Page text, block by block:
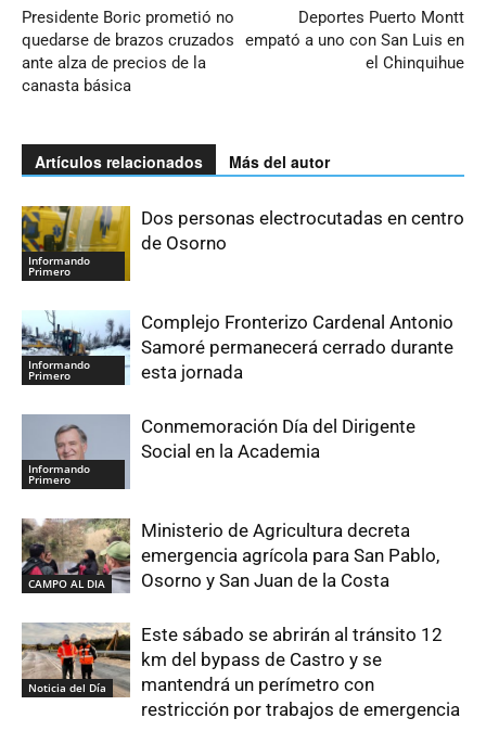
Presidente Boric prometió no
quedarse de brazos cruzados
ante alza de precios de la
canasta básica
Deportes Puerto Montt
empató a uno con San Luis en
el Chinquihue
Artículos relacionados Más del autor
Informando
Primero
Dos personas electrocutadas en centro
de Osorno
Informando
Primero
Complejo Fronterizo Cardenal Antonio
Samoré permanecerá cerrado durante
esta jornada
Informando
Primero
Conmemoración Día del Dirigente
Social en la Academia
CAMPO AL DIA
Ministerio de Agricultura decreta
emergencia agrícola para San Pablo,
Osorno y San Juan de la Costa
Noticia del Día
Este sábado se abrirán al tránsito 12
km del bypass de Castro y se
mantendrá un perímetro con
restricción por trabajos de emergencia